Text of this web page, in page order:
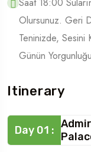
Olursunuz. Geri
Teninizde, Sesini
Günün
Itinerary
Day 01 :